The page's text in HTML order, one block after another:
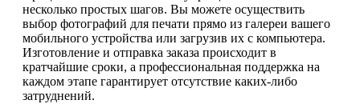
несколько простых шагов. Вы можете осуществить
выбор фотографий для печати прямо из галереи вашего
мобильного устройства или загрузив их с компьютера.
Изготовление и отправка заказа происходит в
кратчайшие сроки, а профессиональная поддержка на
каждом этапе гарантирует отсутствие каких-либо
затруднений.